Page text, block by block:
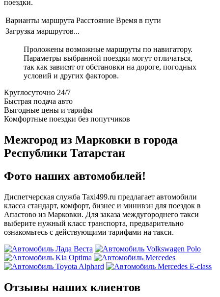
поездки.
Варианты маршрута Расстояние Время в пути
Загрузка маршрутов...
Проложены возможные маршруты по навигатору.
Параметры выбранной поездки могут отличаться,
так как зависят от обстановки на дороге, погодных
условий и других факторов.
Круглосуточно 24/7
Быстрая подача авто
Выгодные цены и тарифы
Комфортные поездки без попутчиков
Межгород из Марковки в города
Республики Татарстан
Фото наших автомобилей!
Диспетчерская служба Taxi499.ru предлагает автомобили
класса стандарт, комфорт, бизнес и минивэн для поездок в
Апастово из Марковки. Для заказа междугороднего такси
выберите нужный класс транспорта, предварительно
ознакомьтесь с действующими тарифами на такси.
Отзывы наших клиентов